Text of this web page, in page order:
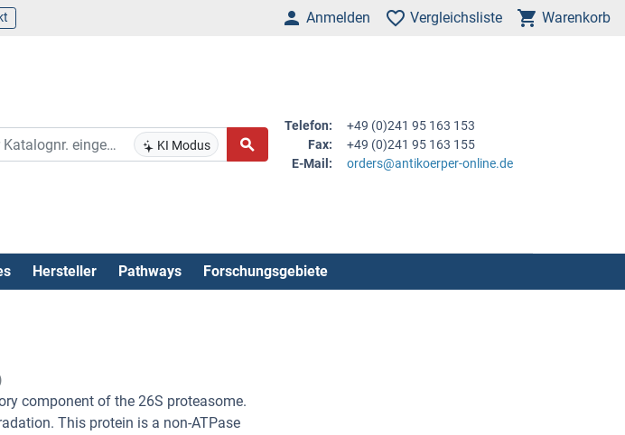
Anmelden Vergleichsliste Warenkorb
KI Modus
Telefon:
+49 (0)241 95 163 153
Fax:
+49 (0)241 95 163 155
E-Mail:
orders@antikoerper-online.de
Hersteller Pathways Forschungsgebiete
component of the 26S proteasome.
This protein is a non-ATPase